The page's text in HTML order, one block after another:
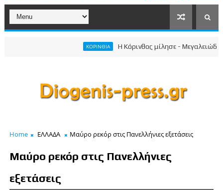
ΚΟΡΙΝΘΙΑ Η Κόρινθος μίλησε - Μεγαλειώδης
Home ΕΛΛΑΔΑ Μαύρο ρεκόρ στις Πανελλήνιες εξετάσεις
Μαύρο ρεκόρ στις Πανελλήνιες
εξετάσεις